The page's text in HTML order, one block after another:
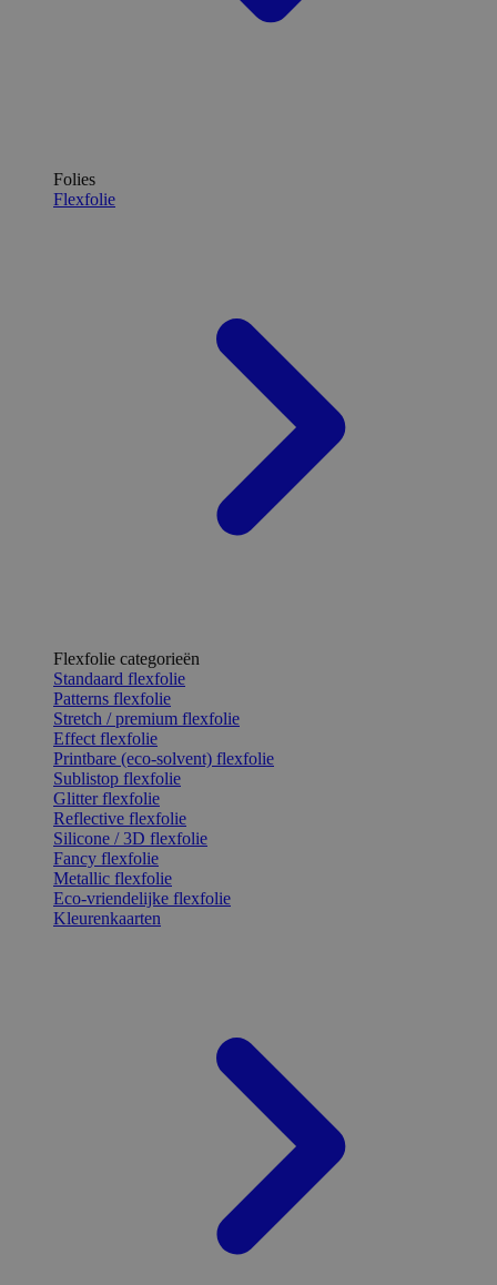
Folies
Flexfolie
Flexfolie categorieën
Standaard flexfolie
Patterns flexfolie
Stretch / premium flexfolie
Effect flexfolie
Printbare (eco-solvent) flexfolie
Sublistop flexfolie
Glitter flexfolie
Reflective flexfolie
Silicone / 3D flexfolie
Fancy flexfolie
Metallic flexfolie
Eco-vriendelijke flexfolie
Kleurenkaarten